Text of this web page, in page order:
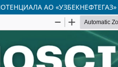
АО «УЗБЕКНЕФТЕГАЗ»